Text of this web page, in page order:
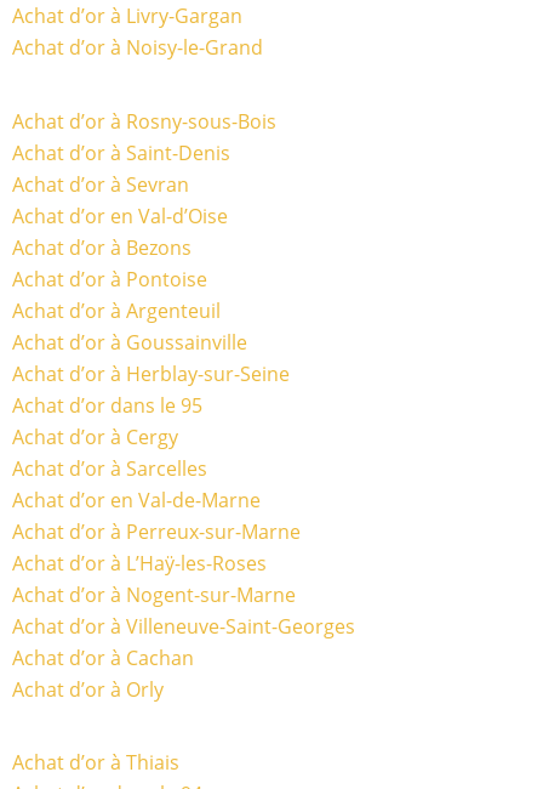
Achat d’or à Livry-Gargan
Achat d’or à Noisy-le-Grand
Achat d’or à Rosny-sous-Bois
Achat d’or à Saint-Denis
Achat d’or à Sevran
Achat d’or en Val-d’Oise
Achat d’or à Bezons
Achat d’or à Pontoise
Achat d’or à Argenteuil
Achat d’or à Goussainville
Achat d’or à Herblay-sur-Seine
Achat d’or dans le 95
Achat d’or à Cergy
Achat d’or à Sarcelles
Achat d’or en Val-de-Marne
Achat d’or à Perreux-sur-Marne
Achat d’or à L’Haÿ-les-Roses
Achat d’or à Nogent-sur-Marne
Achat d’or à Villeneuve-Saint-Georges
Achat d’or à Cachan
Achat d’or à Orly
Achat d’or à Thiais